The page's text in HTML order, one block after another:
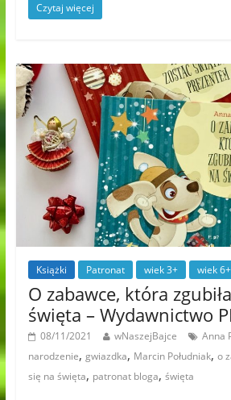
Czytaj więcej
Książki Patronat wiek 3+ wiek 6+
O zabawce, która
święta – Wydawnictwo
08/11/2021 wNaszejBajce Anna
narodzenie, gwiazdka, Marcin Południak, o
się na święta, patronat bloga, święta